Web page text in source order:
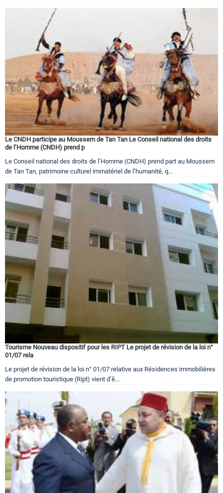
Le CNDH participe au Moussem de Tan Tan Le Conseil national des droits
de l’Homme (CNDH) prend p
Le Conseil national des droits de l’Homme (CNDH) prend part au Moussem
de Tan Tan, patrimoine culturel immatériel de l’humanité, q...
Tourisme Nouveau dispositif pour les RIPT Le projet de révision de la loi n°
01/07 rela
Le projet de révision de la loi n° 01/07 relative aux Résidences immobilières
de promotion touristique (Ript) vient d’ê...